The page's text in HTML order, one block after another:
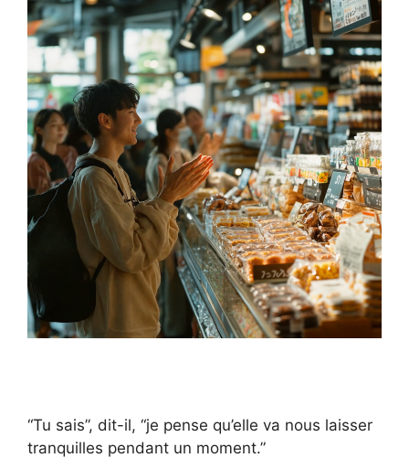
“Tu sais”, dit-il, “je pense qu’elle va nous laisser
tranquilles pendant un moment.”